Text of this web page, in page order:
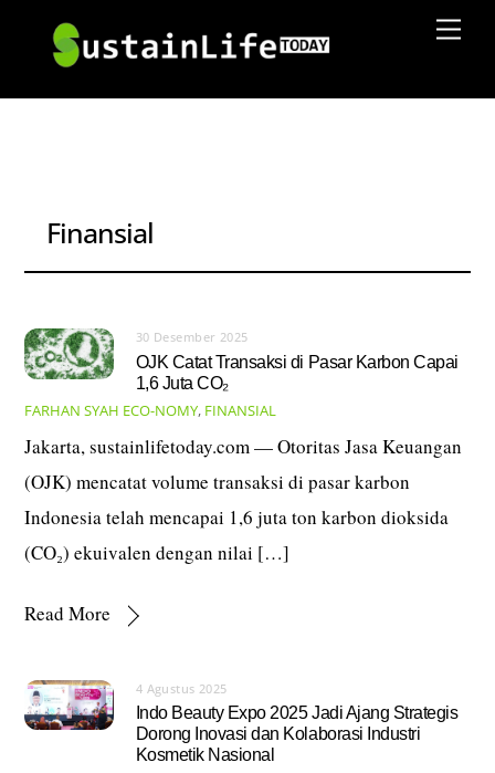
content
Finansial
30 Desember 2025
OJK Catat Transaksi di Pasar Karbon Capai
1,6 Juta CO₂
FARHAN SYAH ECO-NOMY, FINANSIAL
Jakarta, sustainlifetoday.com — Otoritas Jasa Keuangan
(OJK) mencatat volume transaksi di pasar karbon
Indonesia telah mencapai 1,6 juta ton karbon dioksida
(CO₂) ekuivalen dengan nilai […]
Read More
4 Agustus 2025
Indo Beauty Expo 2025 Jadi Ajang Strategis
Dorong Inovasi dan Kolaborasi Industri
Kosmetik Nasional